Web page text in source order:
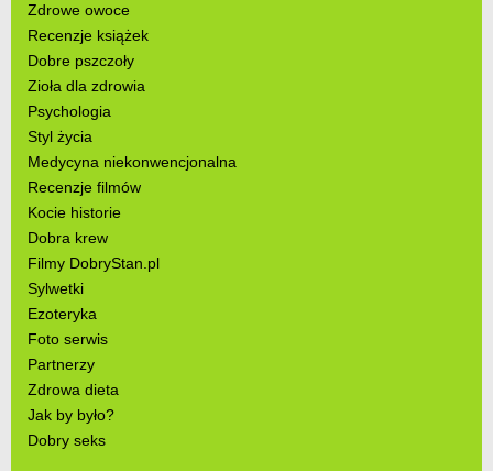
Zdrowe owoce
Recenzje książek
Dobre pszczoły
Zioła dla zdrowia
Psychologia
Styl życia
Medycyna niekonwencjonalna
Recenzje filmów
Kocie historie
Dobra krew
Filmy DobryStan.pl
Sylwetki
Ezoteryka
Foto serwis
Partnerzy
Zdrowa dieta
Jak by było?
Dobry seks